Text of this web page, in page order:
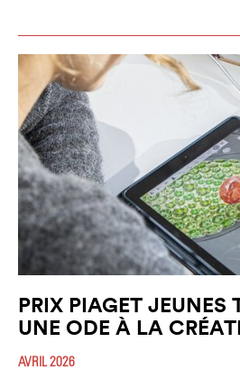
PRIX PIAGET JEUNES
UNE ODE À LA
AVRIL 2026